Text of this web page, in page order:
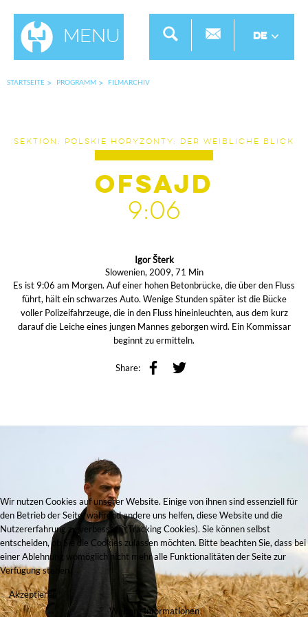
Menu DE
STARTSEITE PROGRAMM FILMARCHIV
SEKTION: POLSKIE HORYZONTY: DER WEIBLICHE BLICK
Ofsajd
9:06
Igor Šterk
Slowenien, 2009, 71 Min
Es ist 9:06 am Morgen. Auf einer hohen Betonbrücke, die über den Fluss
führt, hält ein schwarzes Auto. Wenige Stunden später ist die Bücke
voller Polizeifahrzeuge, die in den Fluss hineinleuchten, aus dem kurz
darauf die Leiche eines jungen Mannes geborgen wird. Ein Kommissar
beginnt zu ermitteln.
Share:
Wir nutzen Cookies auf unserer Website. Einige von ihnen sind essenziell für
den Betrieb der Seite, während andere uns helfen, diese Website und die
Nutzererfahrung zu verbessern (Tracking Cookies). Sie können selbst
entscheiden, ob Sie die Cookies zulassen möchten. Bitte beachten Sie, dass bei
einer Ablehnung womöglich nicht mehr alle Funktionalitäten der Seite zur
Verfügung stehen.
Akzeptieren
Weitere Informationen